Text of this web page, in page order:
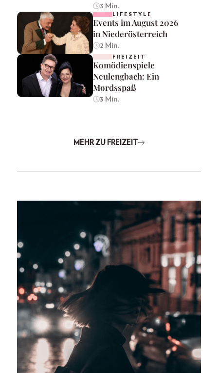
3 Min.
LIFESTYLE
Events im August 2026
in Niederösterreich
2 Min.
FREIZEIT
Komödienspiele
Neulengbach: Ein
Mordsspaß
3 Min.
MEHR ZU FREIZEIT